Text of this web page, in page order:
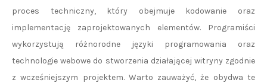
proces techniczny, który obejmuje kodowanie oraz
implementację zaprojektowanych elementów. Programiści
wykorzystują różnorodne języki programowania oraz
technologie webowe do stworzenia działającej witryny zgodnie
z wcześniejszym projektem. Warto zauważyć, że obydwa te